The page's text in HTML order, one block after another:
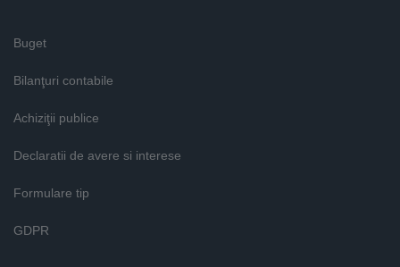
Buget
Bilanţuri contabile
Achiziţii publice
Declaratii de avere si interese
Formulare tip
GDPR